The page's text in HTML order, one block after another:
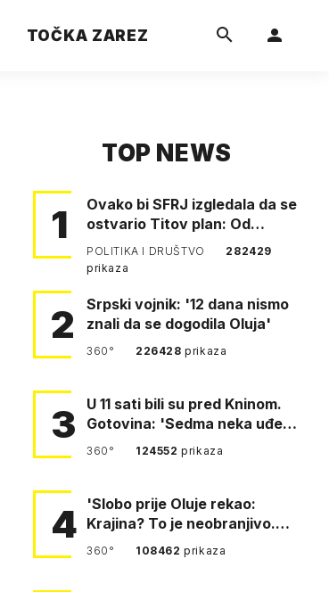
TOČKA ZAREZ
TOP NEWS
1
Ovako bi SFRJ izgledala da se
ostvario Titov plan: Od
Klagenfurta do Istanbula!
POLITIKA I DRUŠTVO
282429
prikaza
2
Srpski vojnik: '12 dana nismo
znali da se dogodila Oluja'
360° 226428prikaza
3
U 11 sati bili su pred Kninom.
Gotovina: 'Sedma neka uđe,
4. gardijska neka g…
360° 124552prikaza
4
'Slobo prije Oluje rekao:
Krajina? To je neobranjivo.
Tuđmana zvao Krivousti'
360° 108462prikaza